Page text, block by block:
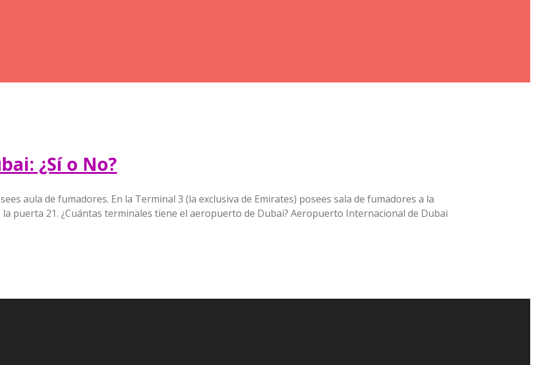
¿Sí o No?
aula de fumadores. En la Terminal 3 (la exclusiva de Emirates) posees sala de fumadores a la
puerta 21. ¿Cuántas terminales tiene el aeropuerto de Dubai? Aeropuerto Internacional de Dubai